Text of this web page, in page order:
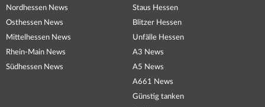
Nordhessen News
Osthessen News
Mittelhessen News
Rhein-Main News
Südhessen News
Staus Hessen
Blitzer Hessen
Unfälle Hessen
A3 News
A5 News
A661 News
Günstig tanken